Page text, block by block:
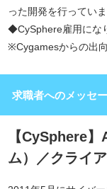
った開発を行っていま
◆CySphere雇用にな
※Cygamesからの出
求職者へのメッセ
【CySphere
ム）／クライ